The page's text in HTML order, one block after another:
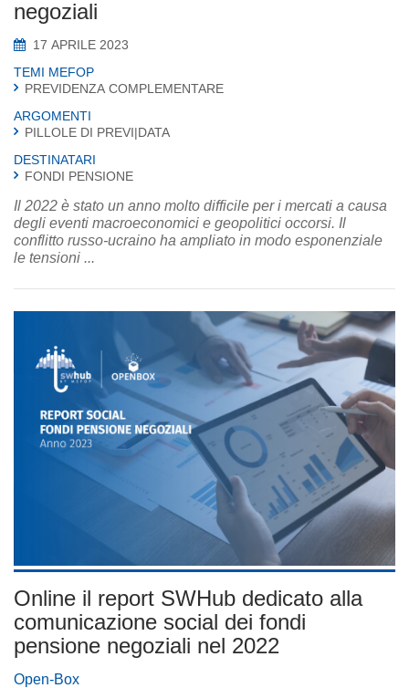
negoziali
17 APRILE 2023
TEMI MEFOP
PREVIDENZA COMPLEMENTARE
ARGOMENTI
PILLOLE DI PREVI|DATA
DESTINATARI
FONDI PENSIONE
Il 2022 è stato un anno molto difficile per i mercati a causa
degli eventi macroeconomici e geopolitici occorsi. Il
conflitto russo-ucraino ha ampliato in modo esponenziale
le tensioni ...
Online il report SWHub dedicato alla
comunicazione social dei fondi
pensione negoziali nel 2022
Open-Box